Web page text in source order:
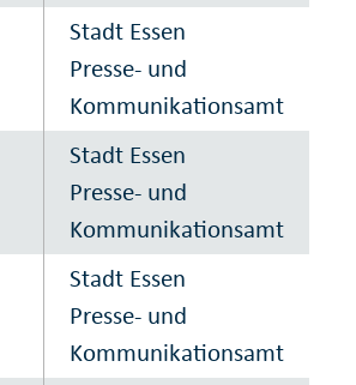
Stadt Essen
Presse- und
Kommunikationsamt
Stadt Essen
Presse- und
Kommunikationsamt
Stadt Essen
Presse- und
Kommunikationsamt